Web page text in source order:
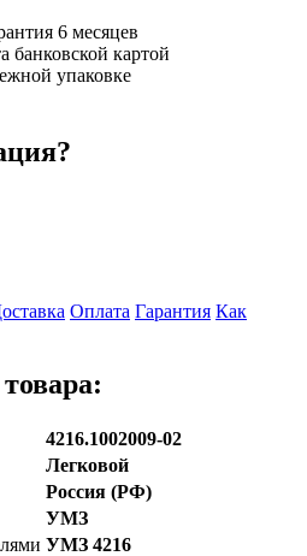
6 месяцев
банковской картой
упаковке
Оплата Гарантия Как
4216.1002009-02
Легковой
Россия (РФ)
УМЗ
УМЗ 4216